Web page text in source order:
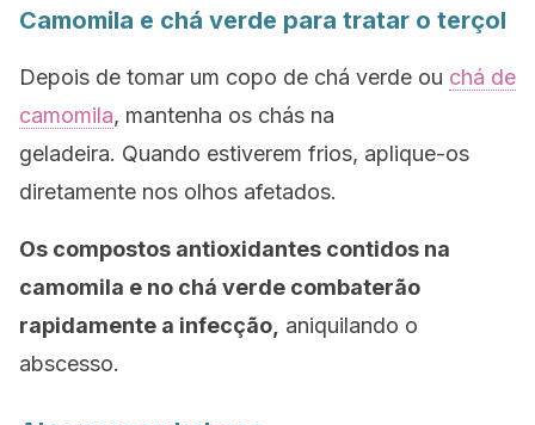
Camomila e chá verde para tratar o terçol
Depois de tomar um copo de chá verde ou chá de
camomila, mantenha os chás na
geladeira. Quando estiverem frios, aplique-os
diretamente nos olhos afetados.
Os compostos antioxidantes contidos na
camomila e no chá verde combaterão
rapidamente a infecção, aniquilando o
abscesso.